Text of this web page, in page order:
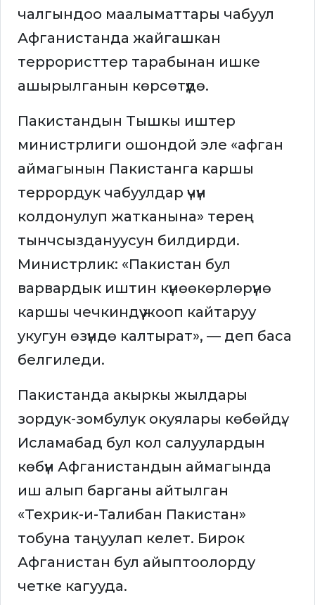
чалгындоо маалыматтары чабуул
Афганистанда жайгашкан
террористтер тарабынан ишке
ашырылганын көрсөтүүдө.
Пакистандын Тышкы иштер
министрлиги ошондой эле «афган
аймагынын Пакистанга каршы
террордук чабуулдар үчүн
колдонулуп жатканына» терең
тынчсыздануусун билдирди.
Министрлик: «Пакистан бул
варвардык иштин күнөөкөрлөрүнө
каршы чечкиндүү жооп кайтаруу
укугун өзүндө калтырат», — деп баса
белгиледи.
Пакистанда акыркы жылдары
зордук-зомбулук окуялары көбөйдү.
Исламабад бул кол салуулардын
көбүн Афганистандын аймагында
иш алып барганы айтылган
«Техрик-и-Талибан Пакистан»
тобуна таңуулап келет. Бирок
Афганистан бул айыптоолорду
четке кагууда.